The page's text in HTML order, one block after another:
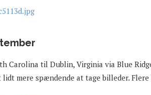
Carolina til Dublin, Virginia via Blue
mere spændende at tage billeder.